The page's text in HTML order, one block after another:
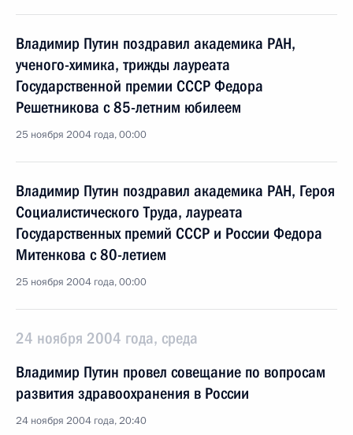
Владимир Путин поздравил академика РАН,
ученого-химика, трижды лауреата
Государственной премии СССР Федора
Решетникова с 85-летним юбилеем
25 ноября 2004 года, 00:00
Владимир Путин поздравил академика РАН, Героя
Социалистического Труда, лауреата
Государственных премий СССР и России Федора
Митенкова с 80-летием
25 ноября 2004 года, 00:00
24 ноября 2004 года, среда
Владимир Путин провел совещание по вопросам
развития здравоохранения в России
24 ноября 2004 года, 20:40